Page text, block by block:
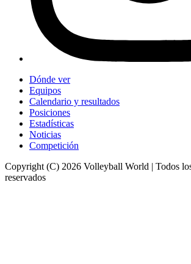
Dónde ver
Equipos
Calendario y resultados
Posiciones
Estadísticas
Noticias
Competición
Copyright (C) 2026 Volleyball World | Todos
reservados